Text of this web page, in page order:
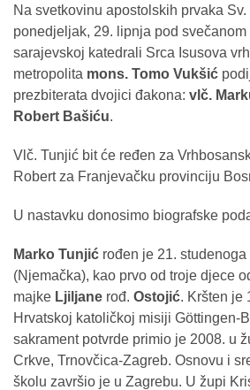
Na svetkovinu apostolskih prvaka
ponedjeljak, 29. lipnja pod svečanom
sarajevskoj katedrali Srca Isusova
metropolita mons. Tomo Vukšić
prezbiterata dvojici đakona: vlč.
Robert Bašiću.
Vlč. Tunjić bit će ređen za
Robert za Franjevačku provinciju
U nastavku donosimo biografske
Marko Tunjić rođen je 21.
(Njemačka), kao prvo od troje djece
majke Ljiljane rođ. Ostojić. Kršten je
Hrvatskoj katoličkoj misiji Göttingen-
sakrament potvrde primio je 2008. u
Crkve, Trnovčica-Zagreb. Osnovu i
školu završio je u Zagrebu. U župi